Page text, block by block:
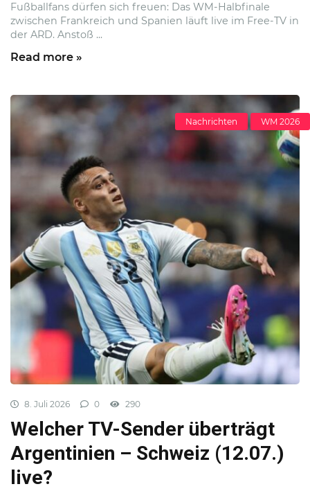
Fußballfans dürfen sich freuen: Das WM-Halbfinale
zwischen Frankreich und Spanien läuft live im Free-TV in
der ARD. Anstoß ...
Read more »
Nachrichten WM 2026
8. Juli 2026 0 290
Welcher TV-Sender überträgt
Argentinien – Schweiz (12.07.)
live?